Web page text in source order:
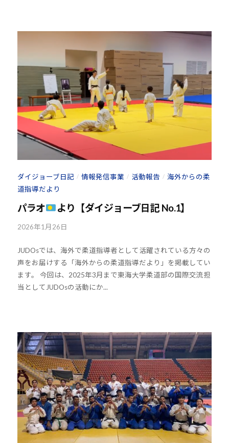
u
o
s
@
b
z
H
ダイジョーブ日記 / 情報発信事業 / 活動報告 / 海外からの柔
道指導だより
パラオ より【ダイジョーブ日記 No.1】
2026年1月26日
k
u
h
j
u
d
o
s
@
b
O
z
JUDOsでは、海外で柔道指導者として活躍されている方々の
声をお届けする「海外からの柔道指導だより」を掲載してい
ます。 今回は、2025年3月まで東海大学柔道部の国際交流担
当としてJUDOsの活動にか...